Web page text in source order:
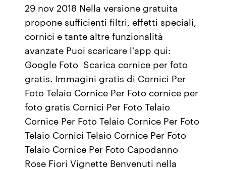
29 nov 2018 Nella versione gratuita
propone sufficienti filtri, effetti speciali,
cornici e tante altre funzionalità
avanzate Puoi scaricare l'app qui:
Google Foto Scarica cornice per foto
gratis. Immagini gratis di Cornici Per
Foto Telaio Cornice Per Foto cornice per
foto gratis Cornici Per Foto Telaio
Cornice Per Foto Telaio Cornice Per Foto
Telaio Cornici Telaio Cornice Per Foto
Telaio Cornice Per Foto Capodanno
Rose Fiori Vignette Benvenuti nella